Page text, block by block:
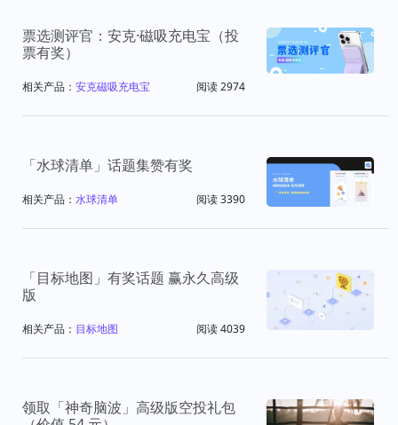
票选测评官：安克·磁吸充电宝（投
票有奖）
相关产品： 安克磁吸充电宝 阅读 2974
「水球清单」话题集赞有奖
相关产品： 水球清单 阅读 3390
「目标地图」有奖话题 赢永久高级
版
相关产品： 目标地图 阅读 4039
领取「神奇脑波」高级版空投礼包